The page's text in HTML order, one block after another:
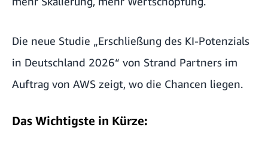
Die neue Studie „Erschließung des KI-Potenzials
in Deutschland 2026“ von Strand Partners im
Auftrag von AWS zeigt, wo die Chancen liegen.
Das Wichtigste in Kürze: